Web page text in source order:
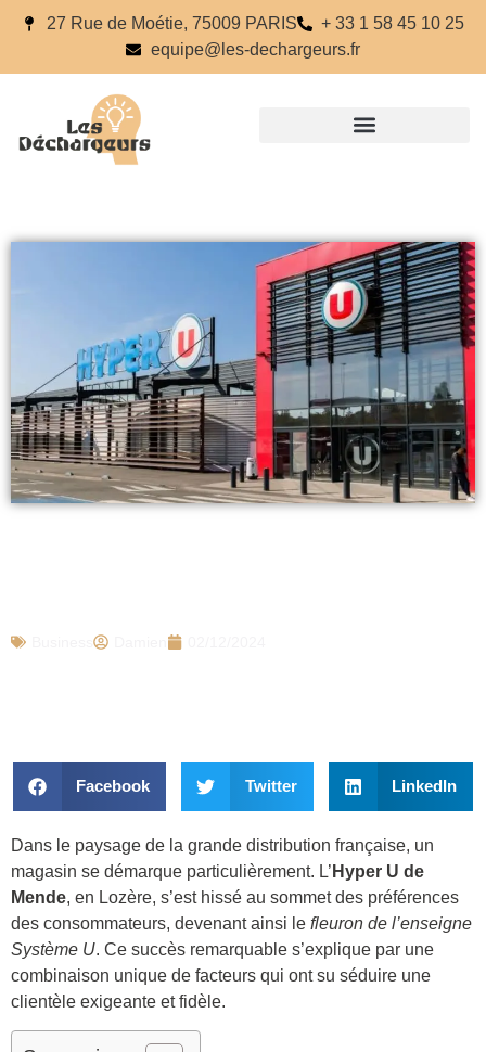
27 Rue de Moétie, 75009 PARIS
+ 33 1 58 45 10 25
equipe@les-dechargeurs.fr
Facebook Twitter LinkedIn
Dans le paysage de la grande distribution française, un
magasin se démarque particulièrement. L’ Hyper U de
Mende, en Lozère, s’est hissé au sommet des préférences
des consommateurs, devenant ainsi le fleuron de l’enseigne
Système U. Ce succès remarquable s’explique par une
combinaison unique de facteurs qui ont su séduire une
clientèle exigeante et fidèle.